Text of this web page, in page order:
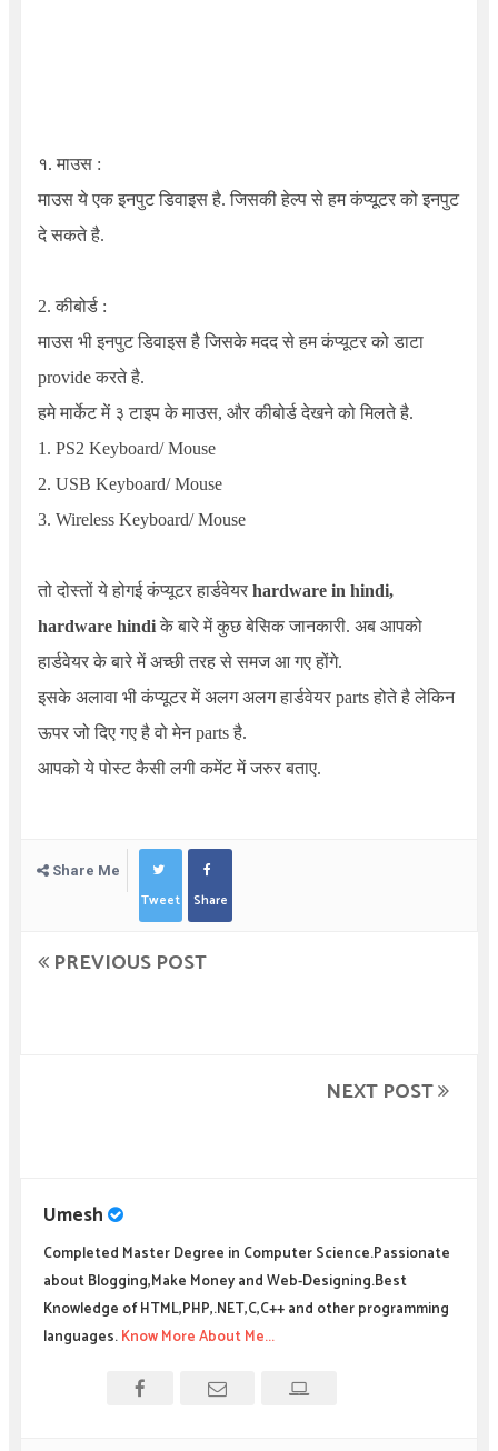
१. माउस :
माउस ये एक इनपुट डिवाइस है. जिसकी हेल्प से हम कंप्यूटर को इनपुट
दे सकते है.
2. कीबोर्ड :
माउस भी इनपुट डिवाइस है जिसके मदद से हम कंप्यूटर को डाटा
provide करते है.
हमे मार्केट में ३ टाइप के माउस, और कीबोर्ड देखने को मिलते है.
1. PS2 Keyboard/ Mouse
2. USB Keyboard/ Mouse
3. Wireless Keyboard/ Mouse
तो दोस्तों ये होगई कंप्यूटर हार्डवेयर hardware in hindi,
hardware hindiके बारे में कुछ बेसिक जानकारी. अब आपको
हार्डवेयर के बारे में अच्छी तरह से समज आ गए होंगे.
इसके अलावा भी कंप्यूटर में अलग अलग हार्डवेयर parts होते है लेकिन
ऊपर जो दिए गए है वो मेन parts है.
आपको ये पोस्ट कैसी लगी कमेंट में जरुर बताए.
Share Me
Tweet Share
PREVIOUS POST
NEXT POST
Umesh
Completed Master Degree in Computer Science.Passionate
about Blogging,Make Money and Web-Designing.Best
Knowledge of HTML,PHP,.NET,C,C++ and other programming
languages.Know More About Me...